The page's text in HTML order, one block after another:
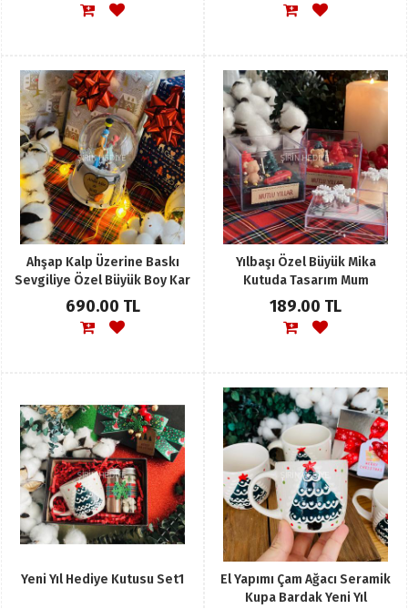
Ahşap Kalp Üzerine Baskı
Sevgiliye Özel Büyük Boy Kar
Küresi
690.00 TL
Yılbaşı Özel Büyük Mika
Kutuda Tasarım Mum
189.00 TL
Yeni Yıl Hediye Kutusu Set1
El Yapımı Çam Ağacı Seramik
Kupa Bardak Yeni Yıl